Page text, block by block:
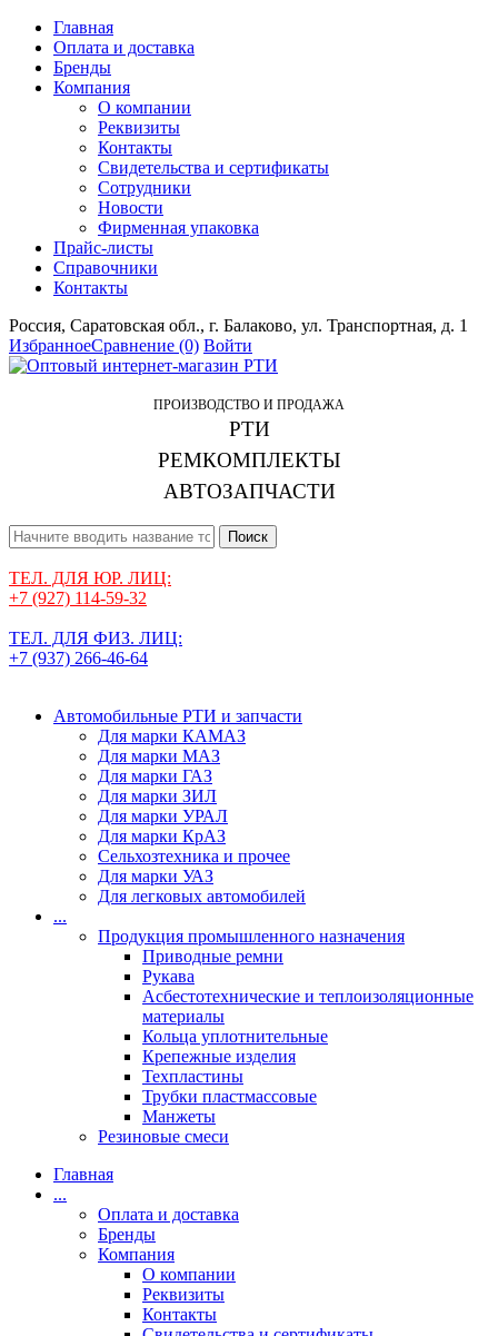
Главная
Оплата и доставка
Бренды
Компания
О компании
Реквизиты
Контакты
Свидетельства и сертификаты
Сотрудники
Новости
Фирменная упаковка
Прайс-листы
Справочники
Контакты
Россия, Саратовская обл., г. Балаково, ул. Транспортная, д. 1
ИзбранноеСравнение (0) Войти
ПРОИЗВОДСТВО И ПРОДАЖА
РТИ
РЕМКОМПЛЕКТЫ
АВТОЗАПЧАСТИ
Поиск
ТЕЛ. ДЛЯ ЮР. ЛИЦ:
+7 (927) 114-59-32
ТЕЛ. ДЛЯ ФИЗ. ЛИЦ:
+7 (937) 266-46-64
Автомобильные РТИ и запчасти
Для марки КАМАЗ
Для марки МАЗ
Для марки ГАЗ
Для марки ЗИЛ
Для марки УРАЛ
Для марки КрАЗ
Сельхозтехника и прочее
Для марки УАЗ
Для легковых автомобилей
...
Продукция промышленного назначения
Приводные ремни
Рукава
Асбестотехнические и теплоизоляционные
материалы
Кольца уплотнительные
Крепежные изделия
Техпластины
Трубки пластмассовые
Манжеты
Резиновые смеси
Главная
...
Оплата и доставка
Бренды
Компания
О компании
Реквизиты
Контакты